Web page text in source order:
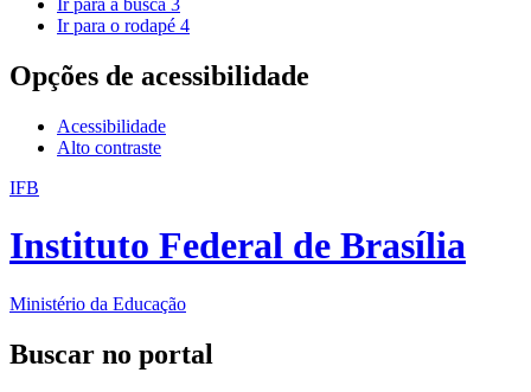
Ir para a busca 3
Ir para o rodapé 4
Opções de acessibilidade
Acessibilidade
Alto contraste
IFB
Instituto Federal de Brasília
Ministério da Educação
Buscar no portal